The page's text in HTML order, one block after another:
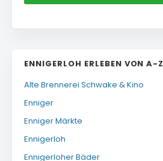
ENNIGERLOH ERLEBEN VON A-Z
Alte Brennerei Schwake & Kino
Enniger
Enniger Märkte
Ennigerloh
Ennigerloher Bäder